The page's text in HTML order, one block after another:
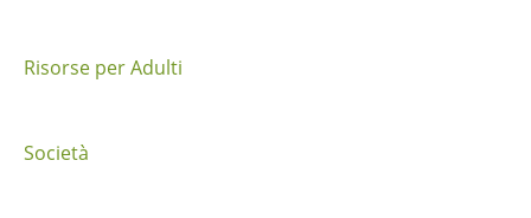
t
Risorse per Adulti
Società